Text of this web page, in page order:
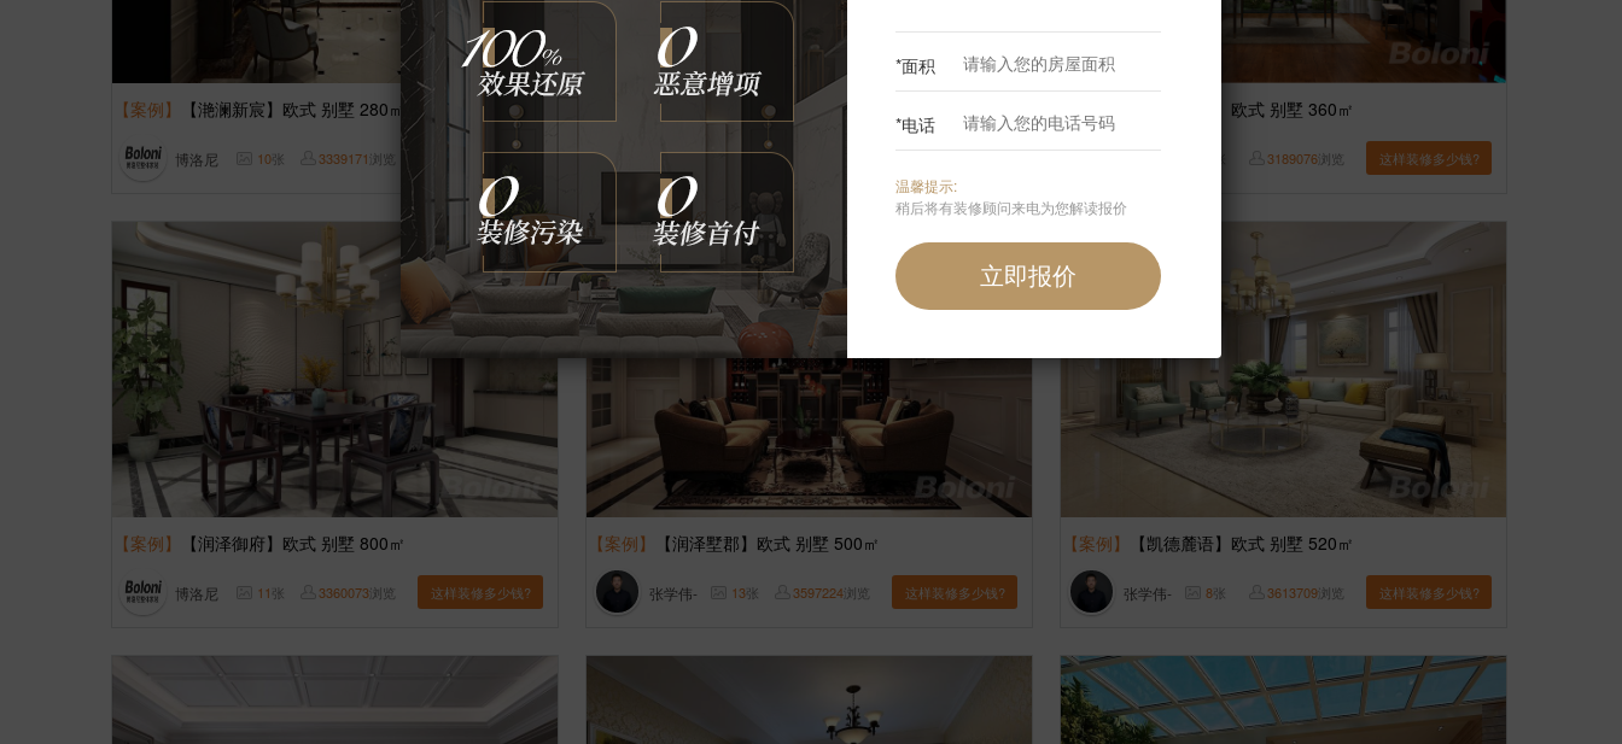
【案例】 【滟澜新宸】欧式 别墅 280㎡
博洛尼 10张 3339171浏览 这样装修多少钱?
【润泽御府】欧式 别墅 1000㎡
刘航 8张
【案例】 【观山源墅】欧式 别墅 360㎡
3189076浏览 这样装修多少钱?
【案例】 【润泽御府】欧式 别墅 800㎡
博洛尼 11张 3360073浏览 这样装修多少钱?
【案例】 【润泽墅郡】欧式 别墅 500㎡
张学伟- 13张 3597224浏览 这样装修多少钱?
【案例】 【凯德麓语】欧式 别墅 520㎡
张学伟- 8张 3613709浏览 这样装修多少钱?
*面积
*电话
温馨提示:
稍后将有装修顾问来电为您解读报价